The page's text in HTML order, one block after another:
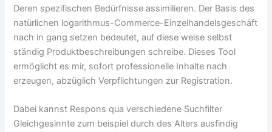
Deren spezifischen Bedürfnisse assimilieren. Der Basis des
natürlichen logarithmus-Commerce-Einzelhandelsgeschäft
nach in gang setzen bedeutet, auf diese weise selbst
ständig Produktbeschreibungen schreibe. Dieses Tool
ermöglicht es mir, sofort professionelle Inhalte nach
erzeugen, abzüglich Verpflichtungen zur Registration.
Dabei kannst Respons qua verschiedene Suchfilter
Gleichgesinnte zum beispiel durch des Alters ausfindig